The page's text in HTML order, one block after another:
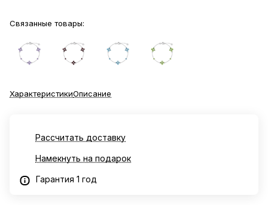
Связанные товары:
ХарактеристикиОписание
Рассчитать доставку
Намекнуть на подарок
Гарантия 1 год